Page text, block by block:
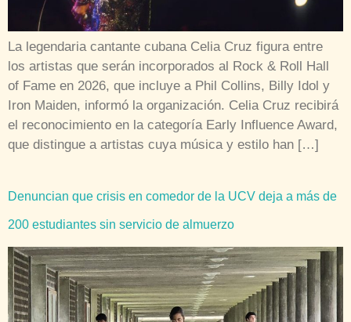
La legendaria cantante cubana Celia Cruz figura entre
los artistas que serán incorporados al Rock & Roll Hall
of Fame en 2026, que incluye a Phil Collins, Billy Idol y
Iron Maiden, informó la organización. Celia Cruz recibirá
el reconocimiento en la categoría Early Influence Award,
que distingue a artistas cuya música y estilo han […]
Denuncian que crisis en comedor de la UCV deja a más de
200 estudiantes sin servicio de almuerzo